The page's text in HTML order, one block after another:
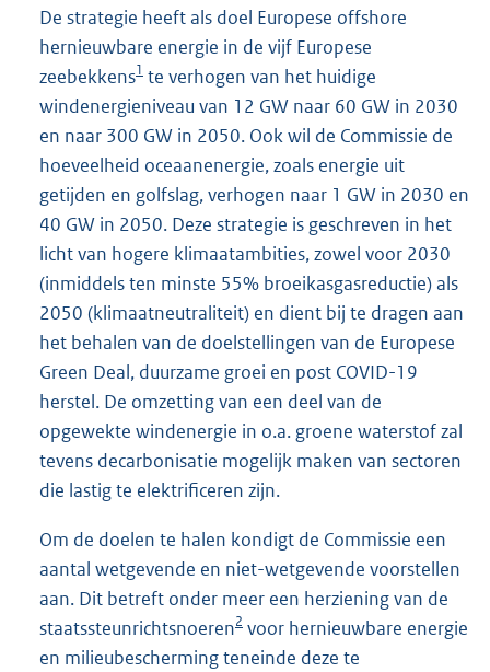
De strategie heeft als doel Europese offshore
hernieuwbare energie in de vijf Europese
zeebekkens1 te verhogen van het huidige
windenergieniveau van 12 GW naar 60 GW in 2030
en naar 300 GW in 2050. Ook wil de Commissie de
hoeveelheid oceaanenergie, zoals energie uit
getijden en golfslag, verhogen naar 1 GW in 2030 en
40 GW in 2050. Deze strategie is geschreven in het
licht van hogere klimaatambities, zowel voor 2030
(inmiddels ten minste 55% broeikasgasreductie) als
2050 (klimaatneutraliteit) en dient bij te dragen aan
het behalen van de doelstellingen van de Europese
Green Deal, duurzame groei en post COVID-19
herstel. De omzetting van een deel van de
opgewekte windenergie in o.a. groene waterstof zal
tevens decarbonisatie mogelijk maken van sectoren
die lastig te elektrificeren zijn.
Om de doelen te halen kondigt de Commissie een
aantal wetgevende en niet-wetgevende voorstellen
aan. Dit betreft onder meer een herziening van de
staatssteunrichtsnoeren2 voor hernieuwbare energie
en milieubescherming teneinde deze te